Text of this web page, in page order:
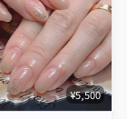
¥5,500